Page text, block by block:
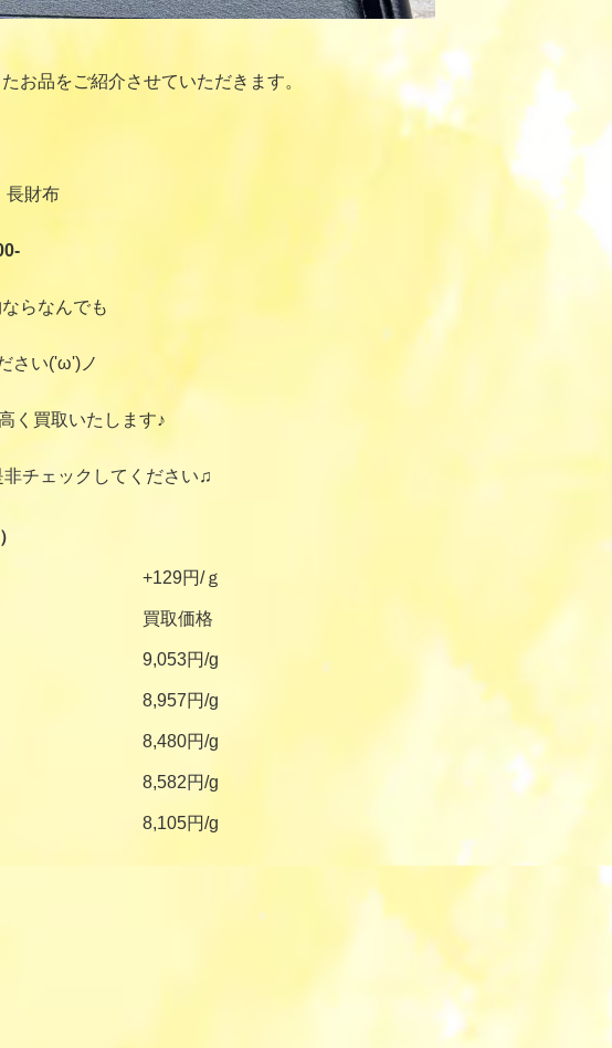
お品をご紹介させていただきます。
長財布
らなんでも
さい('ω')ノ
く買取いたします♪
チェックしてください♫
+129円/ｇ
買取価格
9,053円/g
8,957円/g
8,480円/g
8,582円/g
8,105円/g